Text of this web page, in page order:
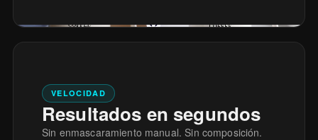
VELOCIDAD
Resultados en segundos
Sin enmascaramiento manual. Sin composición.